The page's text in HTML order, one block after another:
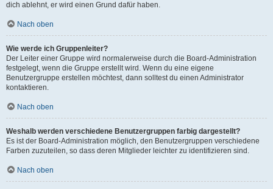
dich ablehnt, er wird einen Grund dafür haben.
Nach oben
Wie werde ich Gruppenleiter?
Der Leiter einer Gruppe wird normalerweise durch die Board-Administration
festgelegt, wenn die Gruppe erstellt wird. Wenn du eine eigene
Benutzergruppe erstellen möchtest, dann solltest du einen Administrator
kontaktieren.
Nach oben
Weshalb werden verschiedene Benutzergruppen farbig dargestellt?
Es ist der Board-Administration möglich, den Benutzergruppen verschiedene
Farben zuzuteilen, so dass deren Mitglieder leichter zu identifizieren sind.
Nach oben